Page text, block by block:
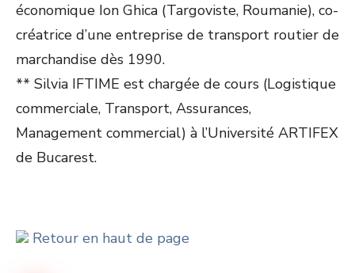
économique Ion Ghica (Targoviste, Roumanie), co-
créatrice d’une entreprise de transport routier de
marchandise dès 1990.
** Silvia IFTIME est chargée de cours (Logistique
commerciale, Transport, Assurances,
Management commercial) à l’Université ARTIFEX
de Bucarest.
Retour en haut de page